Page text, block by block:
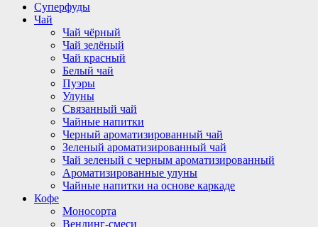
Суперфуды
Чай
Чай чёрный
Чай зелёный
Чай красный
Белый чай
Пуэры
Улуны
Связанный чай
Чайные напитки
Черный ароматизированный чай
Зеленый ароматизированный чай
Чай зеленый с черным ароматизированный
Ароматизированные улуны
Чайные напитки на основе каркаде
Кофе
Моносорта
Вендинг-смеси